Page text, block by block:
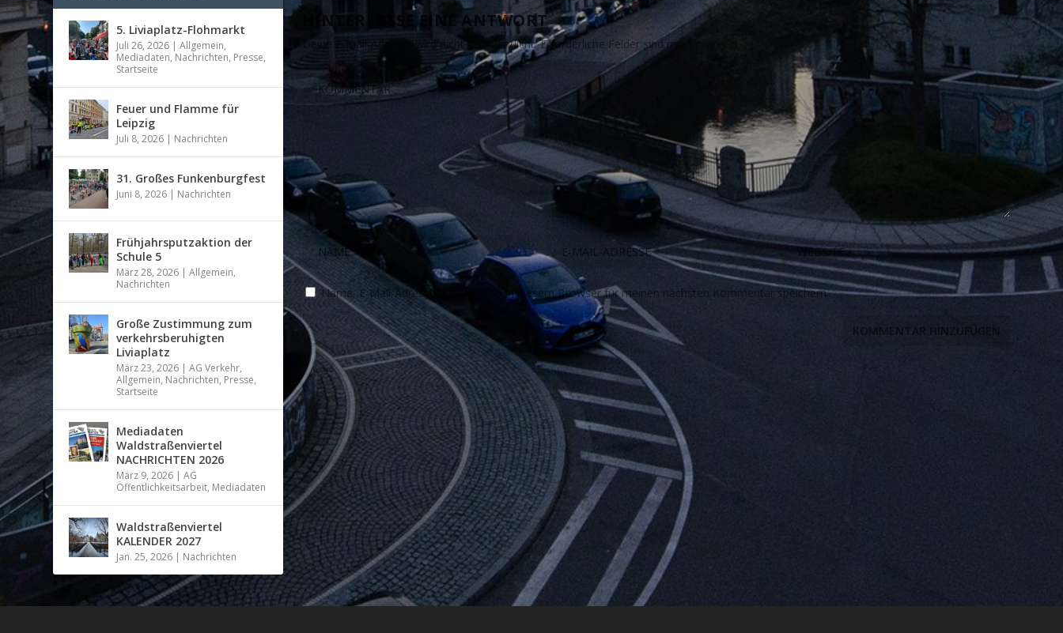
HINTERLASSE EINE ANTWORT
Deine E-Mail-Adresse wird nicht veröffentlicht. Erforderliche Felder sind mit
Name, E-Mail-Adresse und Website in diesem Browser für meinen nächsten Kommentar speichern.
5. Liviaplatz-Flohmarkt
Juli 26, 2026 |Allgemein,
Mediadaten, Nachrichten, Presse,
Startseite
Feuer und Flamme für
Leipzig
Juli 8, 2026 | Nachrichten
31. Großes Funkenburgfest
Juni 8, 2026 | Nachrichten
Frühjahrsputzaktion der
Schule 5
März 28, 2026 |Allgemein,
Nachrichten
Große Zustimmung zum
verkehrsberuhigten
Liviaplatz
März 23, 2026 |AG Verkehr,
Allgemein, Nachrichten, Presse,
Startseite
Mediadaten
Waldstraßenviertel
NACHRICHTEN 2026
März 9, 2026 |AG
Öffentlichkeitsarbeit, Mediadaten
Waldstraßenviertel
KALENDER 2027
Jan. 25, 2026 | Nachrichten